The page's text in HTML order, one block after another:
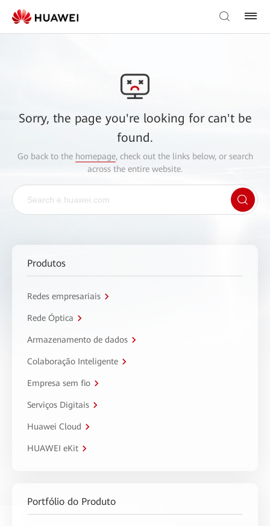
Sorry, the page you're looking for can't be
found.
Go back to the homepage, check out the links below, or search
across the entire website.
Produtos
Redes empresariais
Rede Óptica
Armazenamento de dados
Colaboração Inteligente
Empresa sem fio
Serviços Digitais
Huawei Cloud
HUAWEI eKit
Portfólio do Produto